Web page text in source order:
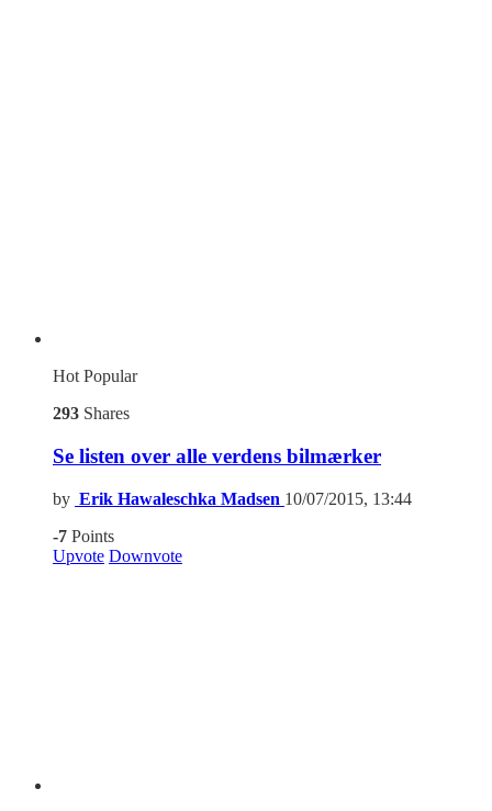
HotPopular
293 Shares
Se listen over alle verdens bilmærker
by Erik Hawaleschka Madsen 10/07/2015, 13:44
-7 Points
Upvote Downvote